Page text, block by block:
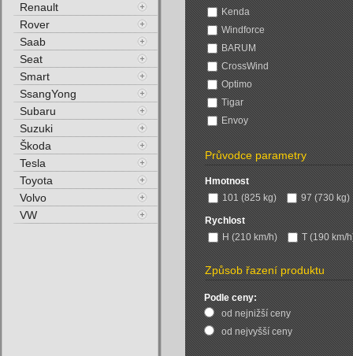
Kenda
Windforce
BARUM
CrossWind
Optimo
Tigar
Envoy
Průvodce parametry
Hmotnost
101 (825 kg)
97 (730 kg)
Rychlost
H (210 km/h)
T (190 km/
Způsob řazení produktu
Podle ceny:
od nejnižší ceny
od nejvyšší ceny
Renault
Rover
Saab
Seat
Smart
SsangYong
Subaru
Suzuki
Škoda
Tesla
Toyota
Volvo
VW